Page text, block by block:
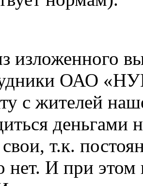
изложенного
ОАО
с жителей
деньгами
т.к.
нет. И при